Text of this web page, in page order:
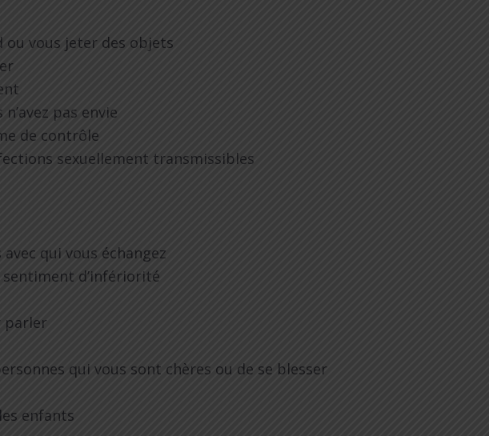
ou vous jeter des objets
pas envie
de contrôle
sexuellement transmissibles
qui vous échangez
d’infériorité
parler
qui vous sont chères ou de se blesser
enfants